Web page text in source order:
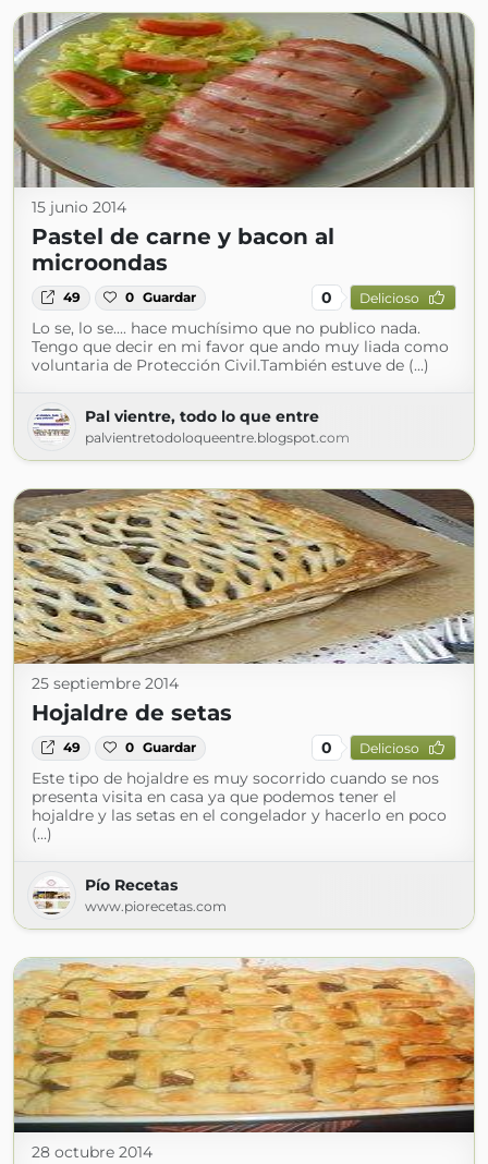
15 junio 2014
Pastel de carne y bacon al
microondas
49 0 Guardar 0 Delicioso
Lo se, lo se.... hace muchísimo que no publico nada.
Tengo que decir en mi favor que ando muy liada como
voluntaria de Protección Civil.También estuve de (...)
Pal vientre, todo lo que entre
palvientretodoloqueentre.blogspot.com
25 septiembre 2014
Hojaldre de setas
49 0 Guardar 0 Delicioso
Este tipo de hojaldre es muy socorrido cuando se nos
presenta visita en casa ya que podemos tener el
hojaldre y las setas en el congelador y hacerlo en poco
(...)
Pío Recetas
www.piorecetas.com
28 octubre 2014